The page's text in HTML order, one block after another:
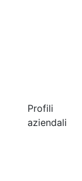
Profili
aziendali